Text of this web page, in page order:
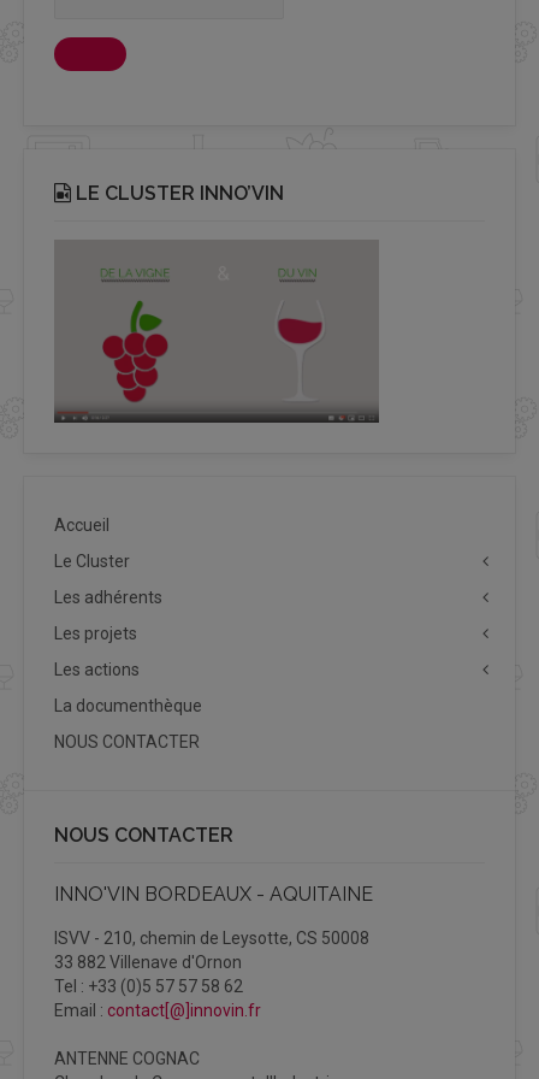
LE CLUSTER INNO’VIN
Accueil
Le Cluster
Les adhérents
Les projets
Les actions
La documenthèque
NOUS CONTACTER
NOUS CONTACTER
INNO'VIN BORDEAUX - AQUITAINE
ISVV - 210, chemin de Leysotte, CS 50008
33 882 Villenave d'Ornon
Tel : +33 (0)5 57 57 58 62
Email : contact[@]innovin.fr
ANTENNE COGNAC